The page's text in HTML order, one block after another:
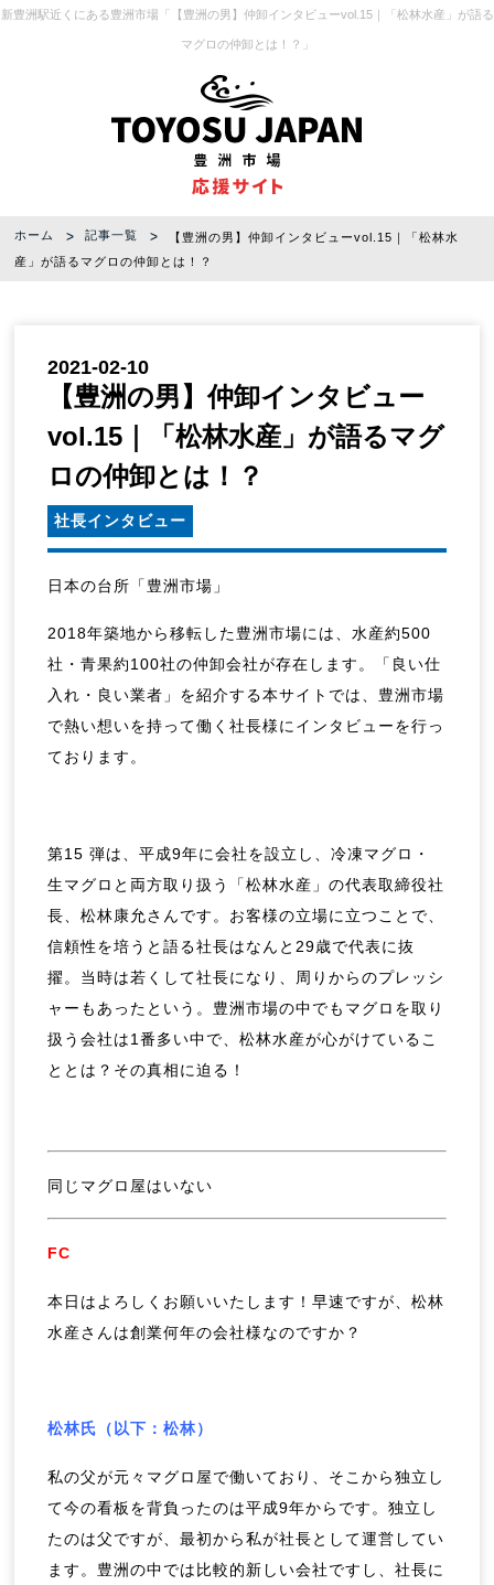
新豊洲駅近くにある豊洲市場「【豊洲の男】仲卸インタビューvol.15｜「松林水産」が語る
マグロの仲卸とは！？」
ホーム 記事一覧
【豊洲の男】仲卸インタビューvol.15｜「松林水
産」が語るマグロの仲卸とは！？
2021-02-10
【豊洲の男】仲卸インタビュー
vol.15｜「松林水産」が語るマグ
ロの仲卸とは！？
社長インタビュー
日本の台所「豊洲市場」
2018年築地から移転した豊洲市場には、水産約500
社・青果約100社の仲卸会社が存在します。「良い仕
入れ・良い業者」を紹介する本サイトでは、豊洲市場
で熱い想いを持って働く社長様にインタビューを行っ
ております。
第15弾は、平成9年に会社を設立し、冷凍マグロ・
生マグロと両方取り扱う「松林水産」の代表取締役社
長、松林康允さんです。お客様の立場に立つことで、
信頼性を培うと語る社長はなんと29歳で代表に抜
擢。当時は若くして社長になり、周りからのプレッシ
ャーもあったという。豊洲市場の中でもマグロを取り
扱う会社は1番多い中で、松林水産が心がけているこ
ととは？その真相に迫る！
同じマグロ屋はいない
FC
本日はよろしくお願いいたします！早速ですが、松林
水産さんは創業何年の会社様なのですか？
松林氏（以下：松林）
私の父が元々マグロ屋で働いており、そこから独立し
て今の看板を背負ったのは平成9年からです。独立し
たのは父ですが、最初から私が社長として運営してい
ます。豊洲の中では比較的新しい会社ですし、社長に